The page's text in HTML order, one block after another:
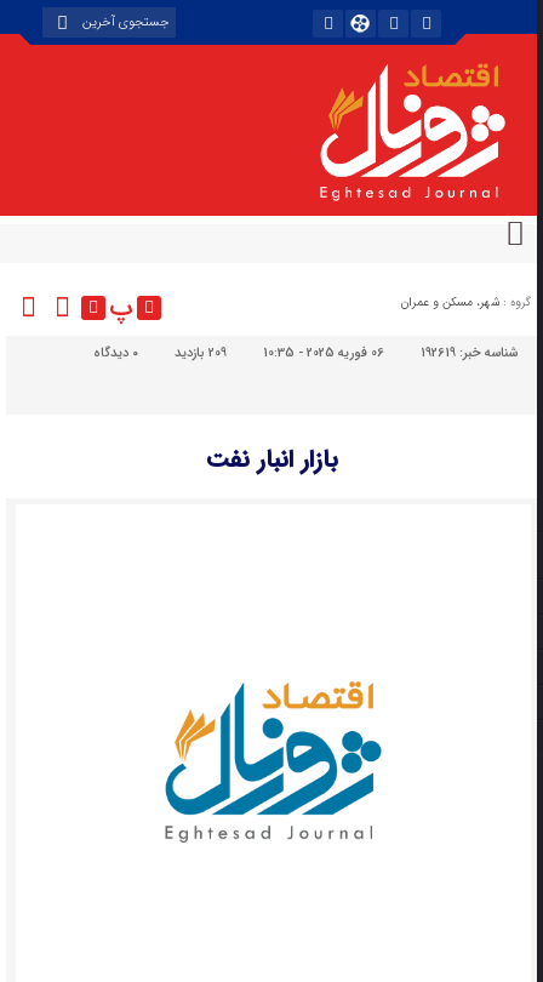
گروه : شهر، مسکن و عمران پ
شناسه خبر:192619 06 فوریه 2025 - 10:35 209 بازدید دیدگاه
بازار انبار نفت